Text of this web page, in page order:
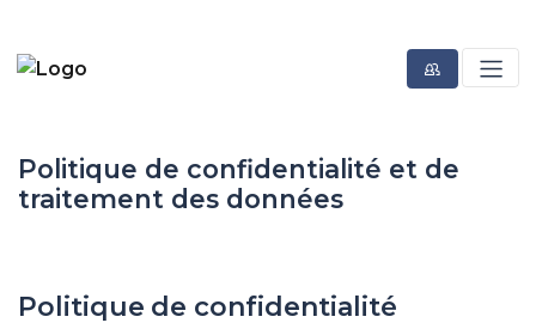
Politique de confidentialité et de
traitement des données
Politique de confidentialité